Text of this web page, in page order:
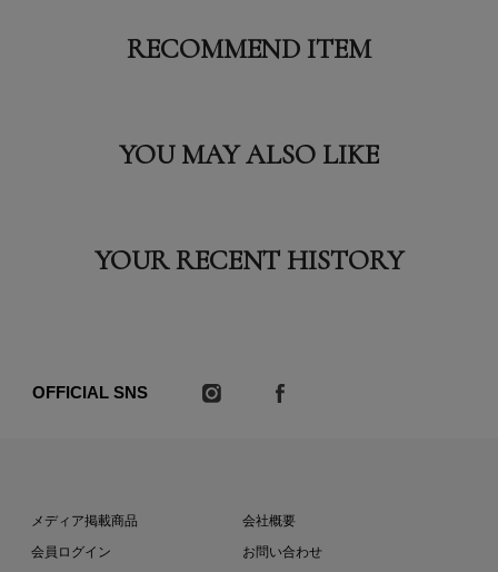
RECOMMEND ITEM
YOU MAY ALSO LIKE
YOUR RECENT HISTORY
OFFICIAL SNS
メディア掲載商品
会員ログイン
会社概要
お問い合わせ